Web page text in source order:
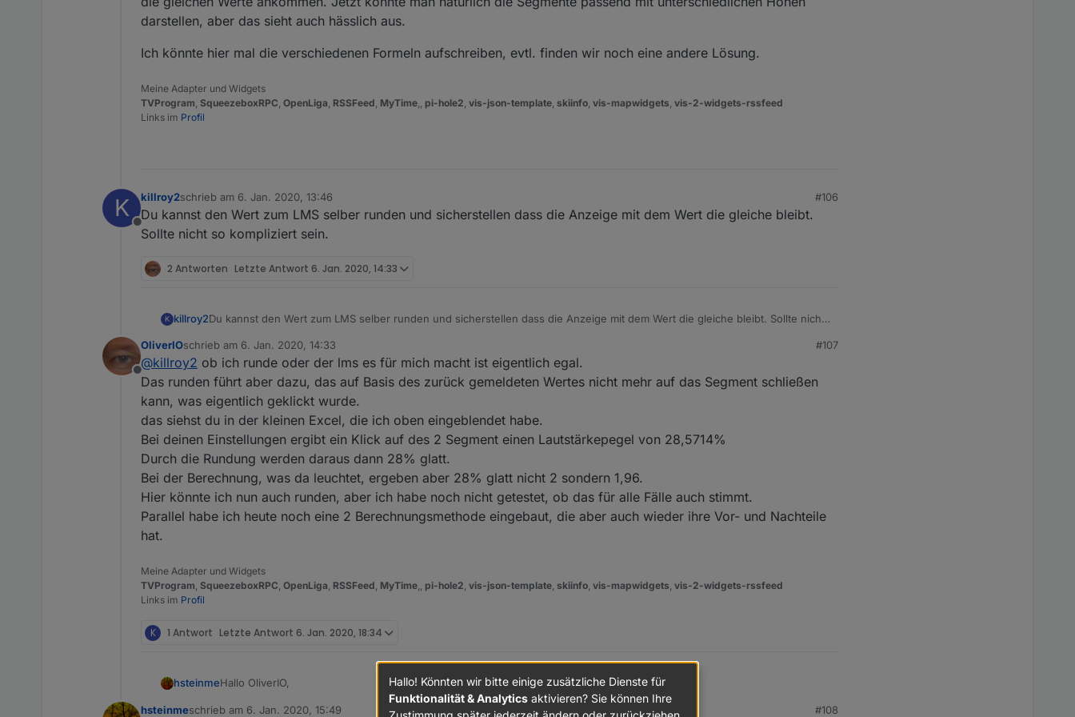
darstellen, aber das sieht auch hässlich aus.
Ich könnte hier mal die verschiedenen Formeln aufschreiben, evtl. finden wir noch eine andere Lösung.
Meine Adapter und Widgets
TVProgram, SqueezeboxRPC, OpenLiga, RSSFeed, MyTime,, pi-hole2, vis-json-template, skiinfo, vis-mapwidgets, vis-2-widgets-rssfeed
Links im Profil
K
Offline
killroy2schrieb am 6. Jan. 2020, 13:46
zuletzt editiert von
#106
Du kannst den Wert zum LMS selber runden und sicherstellen dass die Anzeige mit dem Wert die gleiche bleibt.
Sollte nicht so kompliziert sein.
2 Antworten Letzte Antwort 6. Jan. 2020, 14:33
K killroy2Du kannst den Wert zum LMS selber runden und sicherstellen dass die Anzeige mit dem Wert die gleiche bleibt. Sollte nicht
Offline
OliverIOschrieb am 6. Jan. 2020, 14:33
zuletzt editiert von
#107
@killroy2 ob ich runde oder der lms es für mich macht ist eigentlich egal.
Das runden führt aber dazu, das auf Basis des zurück gemeldeten Wertes nicht mehr auf das Segment schließen
kann, was eigentlich geklickt wurde.
das siehst du in der kleinen Excel, die ich oben eingeblendet habe.
Bei deinen Einstellungen ergibt ein Klick auf des 2 Segment einen Lautstärkepegel von 28,5714%
Durch die Rundung werden daraus dann 28% glatt.
Bei der Berechnung, was da leuchtet, ergeben aber 28% glatt nicht 2 sondern 1,96.
Hier könnte ich nun auch runden, aber ich habe noch nicht getestet, ob das für alle Fälle auch stimmt.
Parallel habe ich heute noch eine 2 Berechnungsmethode eingebaut, die aber auch wieder ihre Vor- und Nachteile
hat.
Meine Adapter und Widgets
TVProgram, SqueezeboxRPC, OpenLiga, RSSFeed, MyTime,, pi-hole2, vis-json-template, skiinfo, vis-mapwidgets, vis-2-widgets-rssfeed
Links im Profil
K 1 Antwort Letzte Antwort 6. Jan. 2020, 18:34
hsteinmeHallo OliverIO,
seit über 12 Jahren bin ich ein bekennender SqueezeBox-Anhänger. Ich hatte oder habe noch die folgenden
hsteinmeschrieb am 6. Jan. 2020, 15:49 #108
Hallo! Könnten wir bitte einige zusätzliche Dienste für
Funktionalität & Analytics aktivieren? Sie können Ihre